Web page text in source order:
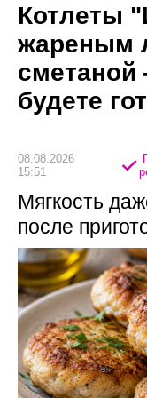
Котлеты
жареным
будете
08.08.2026
15:51
Мягкость
после